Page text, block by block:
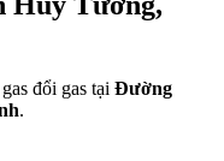
đổi gas tại Đường
.